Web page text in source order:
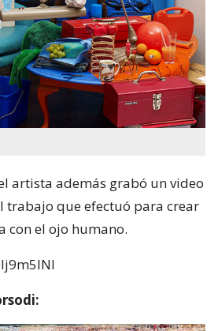
artista además grabó un video
trabajo que efectuó para crear
con el ojo humano.